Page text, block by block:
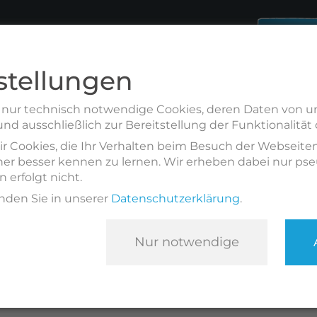
IN
Firmen
/ Schulklassen
Canyoning
Gutscheine kaufen
RAFTING IN BAYERN
Firmen
Vereine / Schulklassen
Gutscheine kaufen
Teamentwicklung
Indoor-Events
technisch notwendige Cookies, deren Daten von
ausschließlich zur Bereitstellung der Funktionalität
Cookies, die Ihr Verhalten beim Besuch der
besser kennen zu lernen. Wir erheben dabei nur
erfolgt nicht.
Sie in unserer Datenschutzerklärung.
Nur notwendige